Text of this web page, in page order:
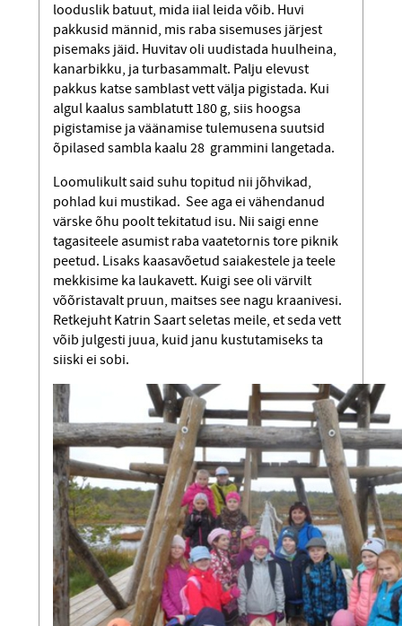
looduslik batuut, mida iial leida võib. Huvi
pakkusid männid, mis raba sisemuses järjest
pisemaks jäid. Huvitav oli uudistada huulheina,
kanarbikku, ja turbasammalt. Palju elevust
pakkus katse samblast vett välja pigistada. Kui
algul kaalus samblatutt 180 g, siis hoogsa
pigistamise ja väänamise tulemusena suutsid
õpilased sambla kaalu 28 grammini langetada.
Loomulikult said suhu topitud nii jõhvikad,
pohlad kui mustikad. See aga ei vähendanud
värske õhu poolt tekitatud isu. Nii saigi enne
tagasiteele asumist raba vaatetornis tore piknik
peetud. Lisaks kaasavõetud saiakestele ja teele
mekkisime ka laukavett. Kuigi see oli värvilt
võõristavalt pruun, maitses see nagu kraanivesi.
Retkejuht Katrin Saart seletas meile, et seda vett
võib julgesti juua, kuid janu kustutamiseks ta
siiski ei sobi.